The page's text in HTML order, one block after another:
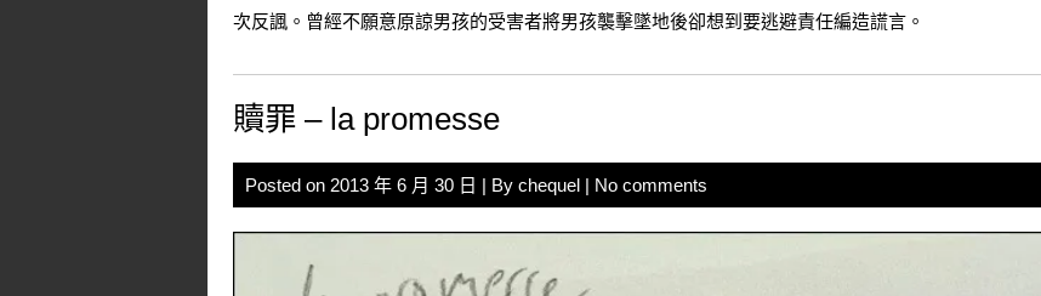
次反諷。曾經不願意原諒男孩的受害者將男孩襲擊墜地後卻想到要逃避責任編造謊言。
贖罪 – la promesse
Posted on 2013 年 6 月 30 日 | By chequel | No comments